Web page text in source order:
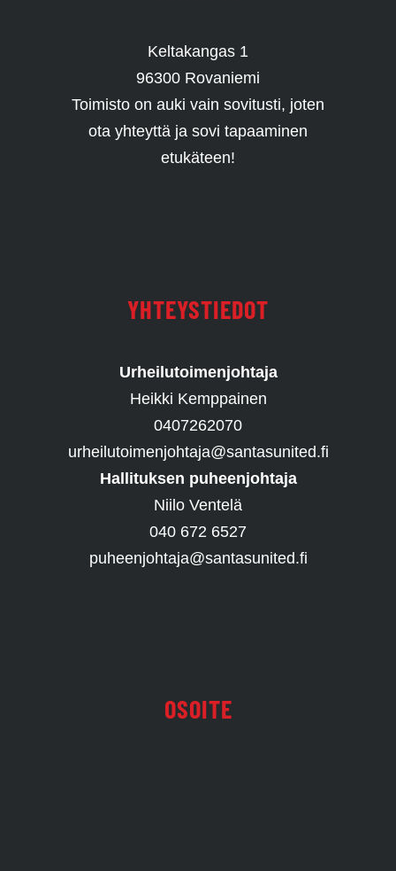
Keltakangas 1
96300 Rovaniemi
Toimisto on auki vain sovitusti, joten
ota yhteyttä ja sovi tapaaminen
etukäteen!
YHTEYSTIEDOT
Urheilutoimenjohtaja
Heikki Kemppainen
0407262070
urheilutoimenjohtaja@santasunited.fi
Hallituksen puheenjohtaja
Niilo Ventelä
040 672 6527
puheenjohtaja@santasunited.fi
OSOITE